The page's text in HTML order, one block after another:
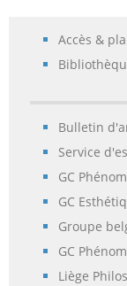
Accès &
Bulletin
Service
GC
GC
Groupe
GC
Liège